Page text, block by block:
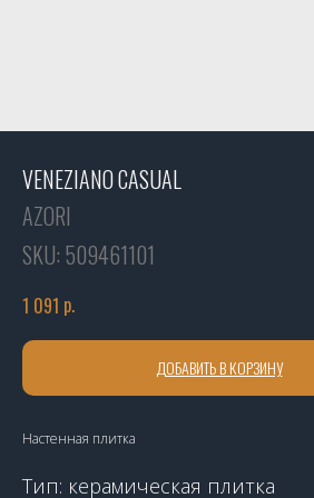
VENEZIANO CASUAL
AZORI
SKU: 509461101
1 091 р.
ДОБАВИТЬ В КОРЗИНУ
Настенная плитка
Тип: керамическая плитка